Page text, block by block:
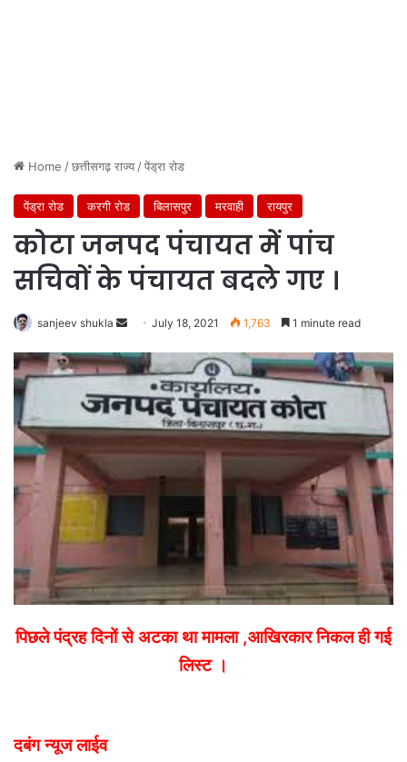
Home /छत्तीसगढ़ राज्य/पेंड्रा रोड
पेंड्रा रोड करगी रोड बिलासपुर मरवाही रायपुर
कोटा जनपद पंचायत में पांच
सचिवों के पंचायत बदले गए ।
sanjeev shukla
Send
email
July 18, 2021 1,763 1 minute read
पिछले पंद्रह दिनों से अटका था मामला ,आखिरकार निकल ही गई
लिस्ट ।
दबंग न्यूज लाईव